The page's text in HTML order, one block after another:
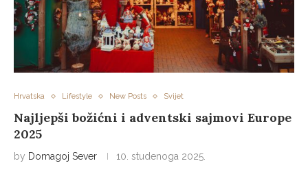
Hrvatska Lifestyle New Posts Svijet
Najljepši božićni i adventski sajmovi Europe
2025
by Domagoj Sever 10. studenoga 2025.